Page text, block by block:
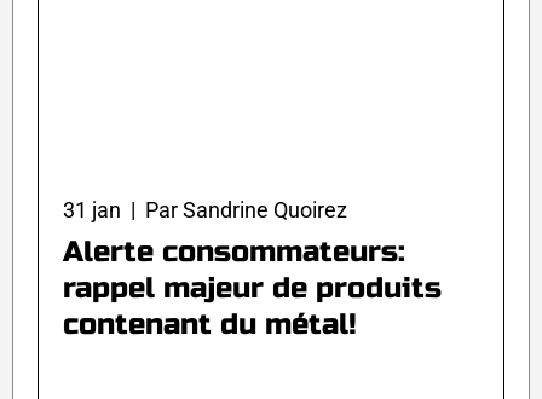
31 jan | Par Sandrine Quoirez
Alerte consommateurs:
rappel majeur de produits
contenant du métal!